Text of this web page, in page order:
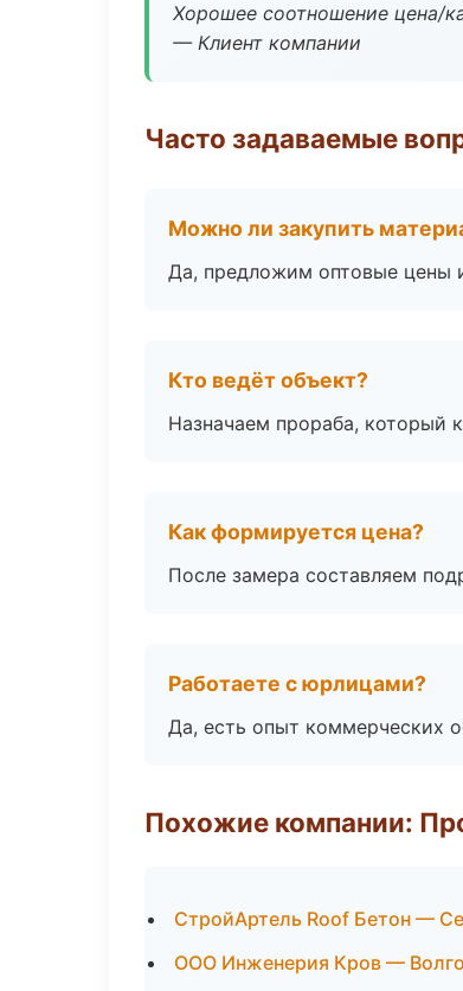
Хорошее соотношение цена/
— Клиент компании
Часто задаваемые
Можно ли закупить
Да, предложим оптовые цены
Кто ведёт объект?
Назначаем прораба, который
Как формируется цена?
После замера составляем
Работаете с юрлицами?
Да, есть опыт коммерческих
Похожие компании:
СтройАртель Roof Бетон —
ООО Инженерия Кров —